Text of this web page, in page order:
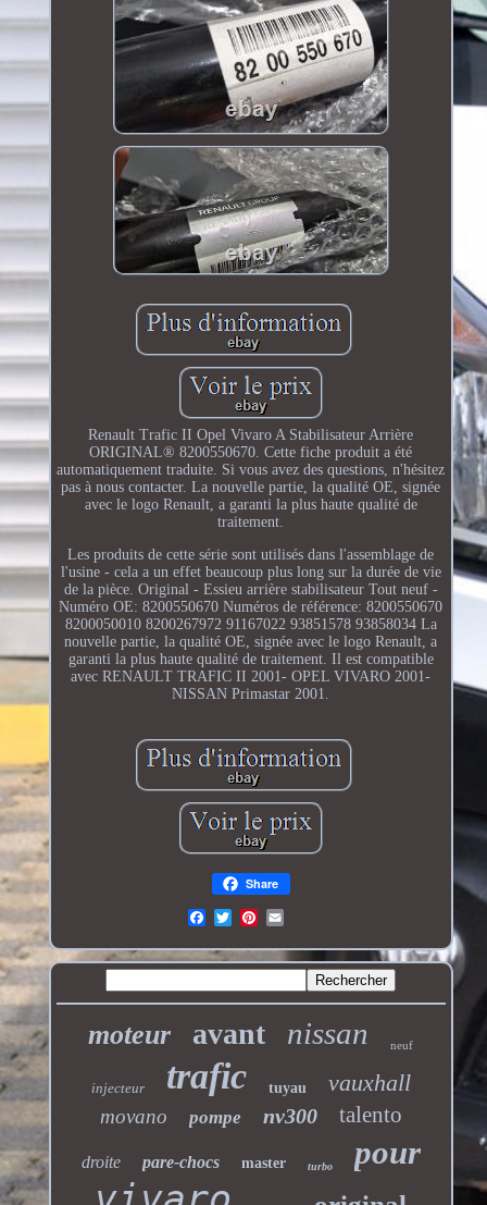
Renault Trafic II Opel Vivaro A Stabilisateur Arrière
ORIGINAL® 8200550670. Cette fiche produit a été
automatiquement traduite. Si vous avez des questions, n'hésitez
pas à nous contacter. La nouvelle partie, la qualité OE, signée
avec le logo Renault, a garanti la plus haute qualité de
traitement.
Les produits de cette série sont utilisés dans l'assemblage de
l'usine - cela a un effet beaucoup plus long sur la durée de vie
de la pièce. Original - Essieu arrière stabilisateur Tout neuf -
Numéro OE: 8200550670 Numéros de référence: 8200550670
8200050010 8200267972 91167022 93851578 93858034 La
nouvelle partie, la qualité OE, signée avec le logo Renault, a
garanti la plus haute qualité de traitement. Il est compatible
avec RENAULT TRAFIC II 2001- OPEL VIVARO 2001-
NISSAN Primastar 2001.
Share
moteur avant nissan neuf
injecteur trafic tuyau vauxhall
movano pompe nv300 talento
droite pare-chocs master turbo pour